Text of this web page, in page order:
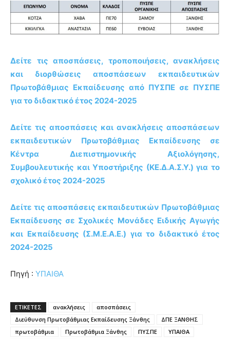
Δείτε τις αποσπάσεις, τροποποιήσεις, ανακλήσεις
και διορθώσεις αποσπάσεων εκπαιδευτικών
Πρωτοβάθμιας Εκπαίδευσης από ΠΥΣΠΕ σε ΠΥΣΠΕ
για το διδακτικό έτος 2024-2025
Δείτε τις αποσπάσεις και ανακλήσεις αποσπάσεων
εκπαιδευτικών Πρωτοβάθμιας Εκπαίδευσης σε
Κέντρα Διεπιστημονικής Αξιολόγησης,
Συμβουλευτικής και Υποστήριξης (ΚΕ.Δ.Α.Σ.Υ.) για το
σχολικό έτος 2024-2025
Δείτε τις αποσπάσεις εκπαιδευτικών Πρωτοβάθμιας
Εκπαίδευσης σε Σχολικές Μονάδες Ειδικής Αγωγής
και Εκπαίδευσης (Σ.Μ.Ε.Α.Ε.) για το διδακτικό έτος
2024-2025
Πηγή : ΥΠΑΙΘΑ
ΕΤΙΚΕΤΕΣ ανακλήσεις
αποσπάσεις
Διεύθυνση Πρωτοβάθμιας Εκπαίδευσης Ξάνθης
ΔΠΕ ΞΑΝΘΗΣ
πρωτοβάθμια
Πρωτοβάθμια Ξάνθης ΠΥΣΠΕ
ΥΠΑΙΘΑ